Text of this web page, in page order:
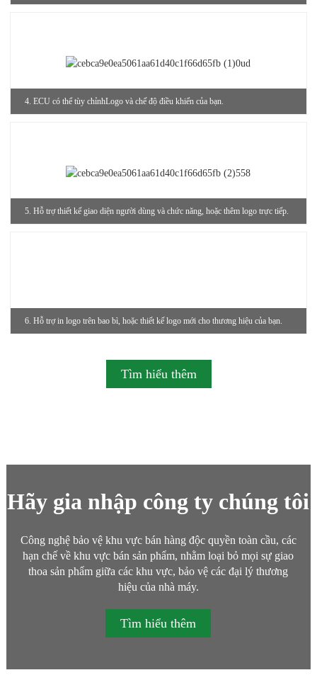
4. ECU có thể tùy chỉnhLogo và chế độ điều khiển của bạn.
5. Hỗ trợ thiết kế giao diện người dùng và chức năng, hoặc thêm logo trực tiếp.
6. Hỗ trợ in logo trên bao bì, hoặc thiết kế logo mới cho thương hiệu của bạn.
Tìm hiểu thêm
Hãy gia nhập công ty chúng tôi
Công nghệ bảo vệ khu vực bán hàng độc quyền toàn cầu, các
hạn chế về khu vực bán sản phẩm, nhằm loại bỏ mọi sự giao
thoa sản phẩm giữa các khu vực, bảo vệ các đại lý thương
hiệu của nhà máy.
Tìm hiểu thêm